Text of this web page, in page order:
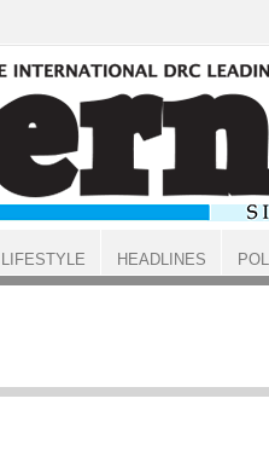
LIFESTYLE HEADLINES